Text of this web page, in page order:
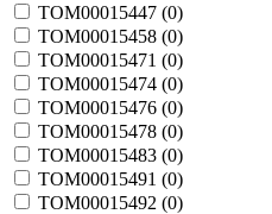
TOM00015447 (0)
TOM00015458 (0)
TOM00015471 (0)
TOM00015474 (0)
TOM00015476 (0)
TOM00015478 (0)
TOM00015483 (0)
TOM00015491 (0)
TOM00015492 (0)